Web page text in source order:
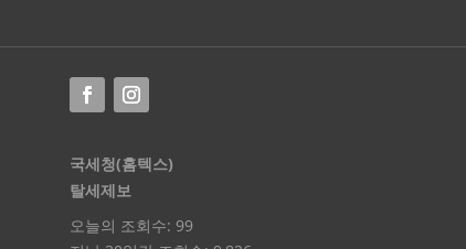
국세청(홈텍스)
탈세제보
오늘의 조회수: 99